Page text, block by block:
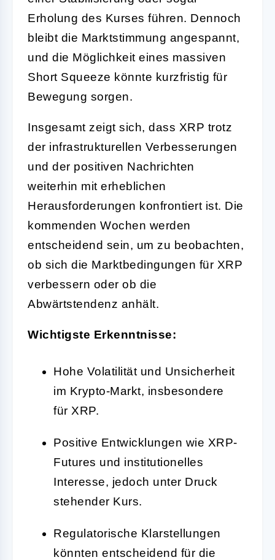
Erholung des Kurses führen. Dennoch
bleibt die Marktstimmung angespannt,
und die Möglichkeit eines massiven
Short Squeeze könnte kurzfristig für
Bewegung sorgen.
Insgesamt zeigt sich, dass XRP trotz
der infrastrukturellen Verbesserungen
und der positiven Nachrichten
weiterhin mit erheblichen
Herausforderungen konfrontiert ist. Die
kommenden Wochen werden
entscheidend sein, um zu beobachten,
ob sich die Marktbedingungen für XRP
verbessern oder ob die
Abwärtstendenz anhält.
Wichtigste Erkenntnisse:
Hohe Volatilität und Unsicherheit
im Krypto-Markt, insbesondere
für XRP.
Positive Entwicklungen wie XRP-
Futures und institutionelles
Interesse, jedoch unter Druck
stehender Kurs.
Regulatorische Klarstellungen
könnten entscheidend für die